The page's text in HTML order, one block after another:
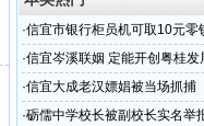
·信宜市银行柜员机可取10元零
·信宜岑溪联姻 定能开创粤桂发
·信宜大成老汉嫖娼被当场抓捕
·砺儒中学校长被副校长实名举